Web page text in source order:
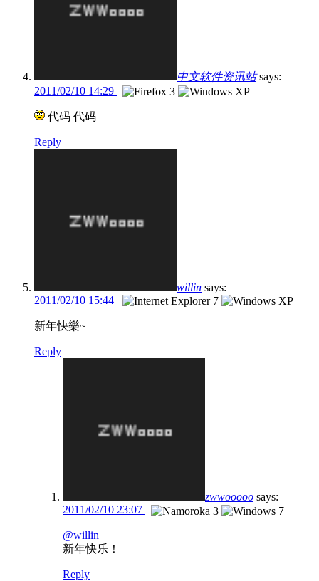
中文软件资讯站 says:
2011/02/10 14:29
代码 代码
Reply
willin says:
2011/02/10 15:44
新年快樂~
Reply
zwwooooo says:
2011/02/10 23:07
@willin
新年快乐！
Reply